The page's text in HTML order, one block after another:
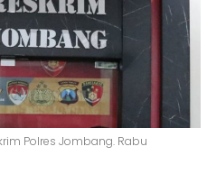
Polres Jombang. Rabu